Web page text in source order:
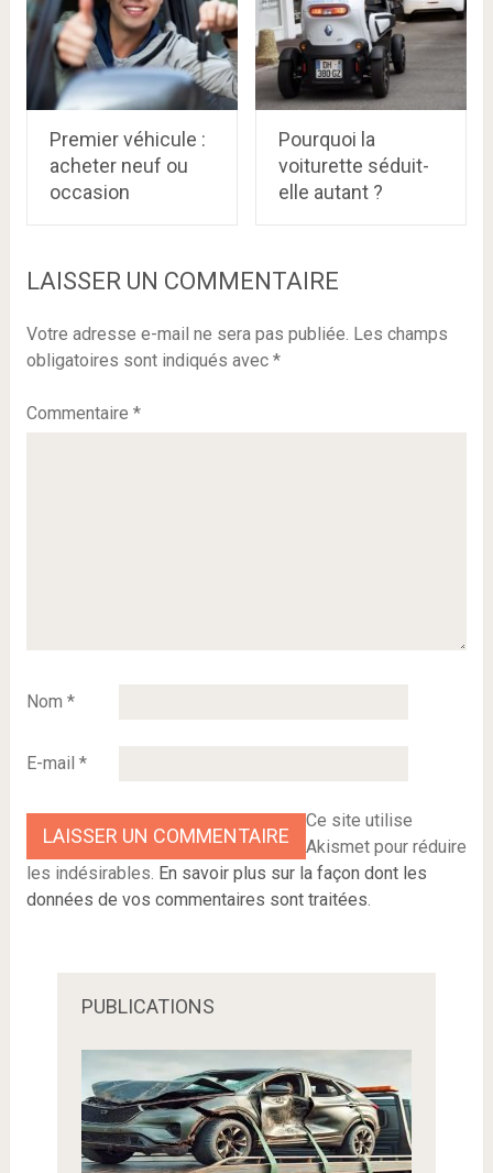
Premier véhicule :
acheter neuf ou
occasion
Pourquoi la
voiturette séduit-
elle autant ?
LAISSER UN COMMENTAIRE
Votre adresse e-mail ne sera pas publiée. Les champs
obligatoires sont indiqués avec *
Commentaire *
Nom *
E-mail *
Ce site utilise
Akismet pour réduire
les indésirables. En savoir plus sur la façon dont les
données de vos commentaires sont traitées.
PUBLICATIONS